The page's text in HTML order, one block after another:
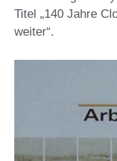
Titel „140 Jahre
weiter“.